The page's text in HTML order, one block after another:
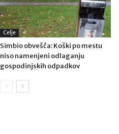
Celje
Simbio obvešča: Koški po mestu
niso namenjeni odlaganju
gospodinjskih odpadkov